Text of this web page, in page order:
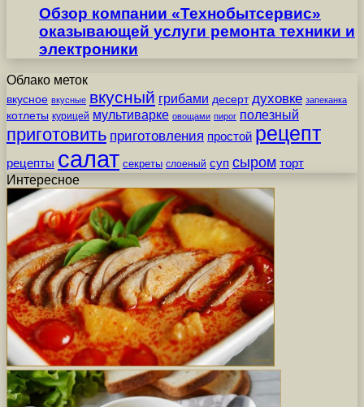
Обзор компании «Технобытсервис»
оказывающей услуги ремонта техники и
электроники
Облако меток
вкусное вкусные вкусный грибами десерт духовке запеканка
котлеты курицей мультиварке овощами пирог полезный
приготовить приготовления простой рецепт
рецепты салат секреты слоеный суп сыром торт
Интересное